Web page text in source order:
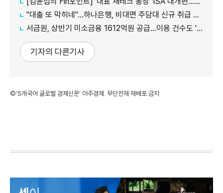
"대출 또 막히네"…하나은행, 비대면 주담대 신규 취급 중단
서금원, 상반기 미소금융 1612억원 공급…이용 건수도 '역대 최대'
기자의 다른기사
©'5개국어 글로벌 경제신문' 아주경제. 무단전재·재배포 금지